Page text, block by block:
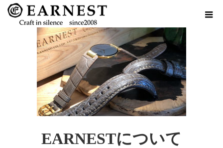
EARNESTについて